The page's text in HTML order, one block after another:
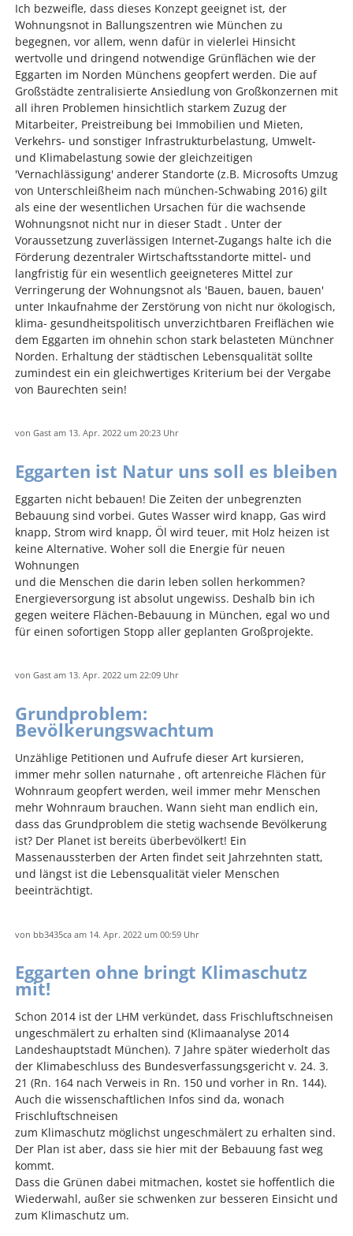
Ich bezweifle, dass dieses Konzept geeignet ist, der
Wohnungsnot in Ballungszentren wie München zu
begegnen, vor allem, wenn dafür in vielerlei Hinsicht
wertvolle und dringend notwendige Grünflächen wie der
Eggarten im Norden Münchens geopfert werden. Die auf
Großstädte zentralisierte Ansiedlung von Großkonzernen mit
all ihren Problemen hinsichtlich starkem Zuzug der
Mitarbeiter, Preistreibung bei Immobilien und Mieten,
Verkehrs- und sonstiger Infrastrukturbelastung, Umwelt-
und Klimabelastung sowie der gleichzeitigen
'Vernachlässigung' anderer Standorte (z.B. Microsofts Umzug
von Unterschleißheim nach münchen-Schwabing 2016) gilt
als eine der wesentlichen Ursachen für die wachsende
Wohnungsnot nicht nur in dieser Stadt . Unter der
Voraussetzung zuverlässigen Internet-Zugangs halte ich die
Förderung dezentraler Wirtschaftsstandorte mittel- und
langfristig für ein wesentlich geeigneteres Mittel zur
Verringerung der Wohnungsnot als 'Bauen, bauen, bauen'
unter Inkaufnahme der Zerstörung von nicht nur ökologisch,
klima- gesundheitspolitisch unverzichtbaren Freiflächen wie
dem Eggarten im ohnehin schon stark belasteten Münchner
Norden. Erhaltung der städtischen Lebensqualität sollte
zumindest ein ein gleichwertiges Kriterium bei der Vergabe
von Baurechten sein!
von Gast am 13. Apr. 2022um 20:23 Uhr
Eggarten ist Natur uns soll es bleiben
Eggarten nicht bebauen! Die Zeiten der unbegrenzten
Bebauung sind vorbei. Gutes Wasser wird knapp, Gas wird
knapp, Strom wird knapp, Öl wird teuer, mit Holz heizen ist
keine Alternative. Woher soll die Energie für neuen
Wohnungen
und die Menschen die darin leben sollen herkommen?
Energieversorgung ist absolut ungewiss. Deshalb bin ich
gegen weitere Flächen-Bebauung in München, egal wo und
für einen sofortigen Stopp aller geplanten Großprojekte.
von Gast am 13. Apr. 2022um 22:09 Uhr
Grundproblem:
Bevölkerungswachtum
Unzählige Petitionen und Aufrufe dieser Art kursieren,
immer mehr sollen naturnahe , oft artenreiche Flächen für
Wohnraum geopfert werden, weil immer mehr Menschen
mehr Wohnraum brauchen. Wann sieht man endlich ein,
dass das Grundproblem die stetig wachsende Bevölkerung
ist? Der Planet ist bereits überbevölkert! Ein
Massenaussterben der Arten findet seit Jahrzehnten statt,
und längst ist die Lebensqualität vieler Menschen
beeinträchtigt.
von bb3435ca am 14. Apr. 2022um 00:59 Uhr
Eggarten ohne bringt Klimaschutz
mit!
Schon 2014 ist der LHM verkündet, dass Frischluftschneisen
ungeschmälert zu erhalten sind (Klimaanalyse 2014
Landeshauptstadt München). 7 Jahre später wiederholt das
der Klimabeschluss des Bundesverfassungsgericht v. 24. 3.
21 (Rn. 164 nach Verweis in Rn. 150 und vorher in Rn. 144).
Auch die wissenschaftlichen Infos sind da, wonach
Frischluftschneisen
zum Klimaschutz möglichst ungeschmälert zu erhalten sind.
Der Plan ist aber, dass sie hier mit der Bebauung fast weg
kommt.
Dass die Grünen dabei mitmachen, kostet sie hoffentlich die
Wiederwahl, außer sie schwenken zur besseren Einsicht und
zum Klimaschutz um.